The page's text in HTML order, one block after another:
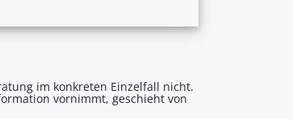
im konkreten Einzelfall nicht.
vornimmt, geschieht von